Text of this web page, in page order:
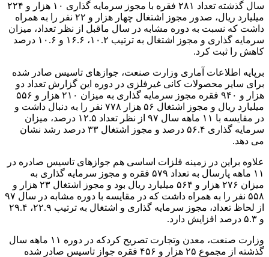
سال گذشته تعداد ۲۸۱ فقره با مجوز سرمایه گذاری ۱۰ هزار و ۲۲۴
میلیارد ریال، صدور مجوز اشتغال چهار هزار و ۲۲ نفر را به همراه
داشت که نسبت به دوره مشابه در سال ماقبل از نظر تعداد، میزان
سرمایه گذاری و مجوز اشتغال به ترتیب ۱۰.۲، ۱۶.۶ و ۱۰.۶ درصد
کاهش را ثبت کرد.
برپایه اطلاعات آماری وزارت صنعت، جوازهای تاسیس صادر شده
برای سایر محصولات کانی غیرفلزی در دوره این گزارش تعداد دو
هزار و ۹۴۰ فقره مجوز سرمایه گذاری به میزان ۲۱۰ هزار و ۵۵۶
میلیارد ریال و مجوز اشتغال ۵۶ هزار ۷۷۸ نفر را به دنبال داشت و
در مقایسه با ۱۱ ماهه سال ۹۷ از نظر تعداد ۱۲.۵ درصد، میزان
سرمایه گذاری ۵۶.۴ درصد و مجوز اشتغال ۳۳ درصد رشد نشان
می دهد.
علاوه براین در زمینه فلزات اساسی هم جوازهای تاسیس صادره در
۱۱ ماهه پارسال به تعداد ۵۷۹ فقره و مجوز سرمایه گذاری به
میزان ۲۷۶ هزار و ۵۶۴ میلیارد ریال بود و مجوز اشتغال ۲۳ هزار و
۵۵۸ نفر را به همراه داشت که در مقایسه با دوره مشابه در سال ۹۷
از لحاظ تعداد، مجوز سرمایه گذاری و اشتغال به ترتیب ۲۲.۹، ۲۹.۴
و ۵.۳ درصد افزایش دارد.
وزارت صنعت، معدن وتجارت تصریح کردکه در دوره ۱۱ ماهه سال
گذشته از مجموع ۲۵ هزار و ۴۵۶ فقره جواز تاسیس صادر شده